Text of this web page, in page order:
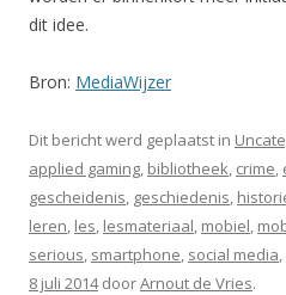
dit idee.
Bron: MediaWijzer
Dit bericht werd geplaatst in
applied gaming, bibliotheek, crime,
gescheidenis, geschiedenis,
leren, les, lesmateriaal, mobiel,
serious, smartphone, social media,
8 juli 2014doorArnout de Vries.